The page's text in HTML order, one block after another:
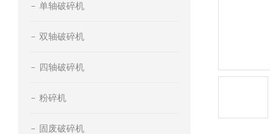
单轴破碎机
双轴破碎机
四轴破碎机
粉碎机
固废破碎机